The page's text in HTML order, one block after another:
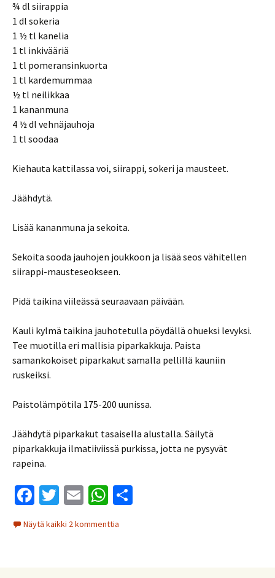
¾ dl siirappia
1 dl sokeria
1 ½ tl kanelia
1 tl inkivääriä
1 tl pomeransinkuorta
1 tl kardemummaa
½ tl neilikkaa
1 kananmuna
4 ½ dl vehnäjauhoja
1 tl soodaa
Kiehauta kattilassa voi, siirappi, sokeri ja mausteet.
Jäähdytä.
Lisää kananmuna ja sekoita.
Sekoita sooda jauhojen joukkoon ja lisää seos vähitellen
siirappi-mausteseokseen.
Pidä taikina viileässä seuraavaan päivään.
Kauli kylmä taikina jauhotetulla pöydällä ohueksi levyksi.
Tee muotilla eri mallisia piparkakkuja. Paista
samankokoiset piparkakut samalla pellillä kauniin
ruskeiksi.
Paistolämpötila 175-200 uunissa.
Jäähdytä piparkakut tasaisella alustalla. Säilytä
piparkakkuja ilmatiiviissä purkissa, jotta ne pysyvät
rapeina.
Fa
ce
b
T
wi
tt
E
ai
W
h
at
Näytä kaikki 2 kommenttia